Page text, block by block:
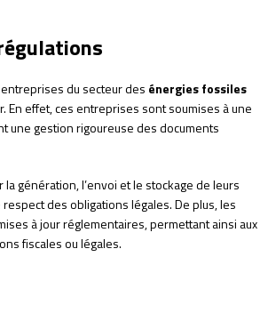
du secteur des énergies fossiles
En effet, ces entreprises sont soumises à une
une gestion rigoureuse des documents
génération, l’envoi et le stockage de leurs
des obligations légales. De plus, les
à jour réglementaires, permettant ainsi aux
fiscales ou légales.